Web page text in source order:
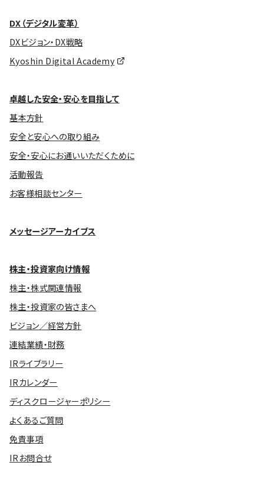
DX（デジタル変革）
DXビジョン・DX戦略
Kyoshin Digital Academy
卓越した安全・安心を目指して
基本方針
安全と安心への取り組み
安全・安心にお通いいただくために
活動報告
お客様相談センター
メッセージアーカイブス
株主・投資家向け情報
株主・株式関連情報
株主・投資家の皆さまへ
ビジョン／経営方針
連結業績・財務
IRライブラリー
IRカレンダー
ディスクロージャーポリシー
よくあるご質問
免責事項
IRお問合せ